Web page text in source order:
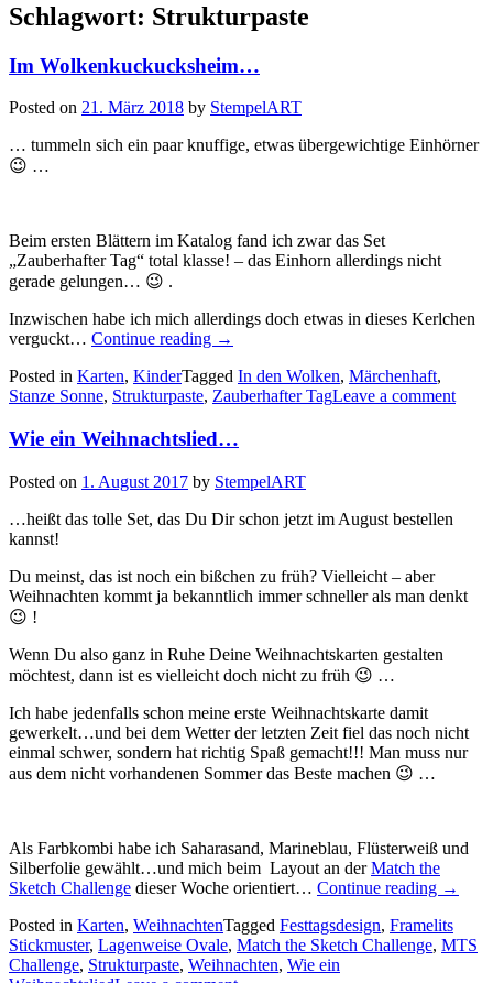
Schlagwort: Strukturpaste
Im Wolkenkuckucksheim…
Posted on 21. März 2018 by StempelART
… tummeln sich ein paar knuffige, etwas übergewichtige Einhörner
😉 …
Beim ersten Blättern im Katalog fand ich zwar das Set
„Zauberhafter Tag“ total klasse! – das Einhorn allerdings nicht
gerade gelungen… 😉 .
Inzwischen habe ich mich allerdings doch etwas in dieses Kerlchen
verguckt… Continue reading „Im
→
Posted in Karten, KinderTagged In den Wolken, Märchenhaft,
Stanze Sonne, Strukturpaste, Zauberhafter TagLeave a comment
Wie ein Weihnachtslied…
Posted on 1. August 2017 by StempelART
…heißt das tolle Set, das Du Dir schon jetzt im August bestellen
kannst!
Du meinst, das ist noch ein bißchen zu früh? Vielleicht – aber
Weihnachten kommt ja bekanntlich immer schneller als man denkt
😉 !
Wenn Du also ganz in Ruhe Deine Weihnachtskarten gestalten
möchtest, dann ist es vielleicht doch nicht zu früh 😉 …
Ich habe jedenfalls schon meine erste Weihnachtskarte damit
gewerkelt…und bei dem Wetter der letzten Zeit fiel das noch nicht
einmal schwer, sondern hat richtig Spaß gemacht!!! Man muss nur
aus dem nicht vorhandenen Sommer das Beste machen 😉 …
Als Farbkombi habe ich Saharasand, Marineblau, Flüsterweiß und
Silberfolie gewählt…und mich beim Layout an derMatch the
Sketch Challenge dieser Woche orientiert… Continue reading „Wie
→
Posted in Karten, WeihnachtenTagged Festtagsdesign, Framelits
Stickmuster, Lagenweise Ovale, Match the Sketch Challenge, MTS
Challenge, Strukturpaste, Weihnachten, Wie ein